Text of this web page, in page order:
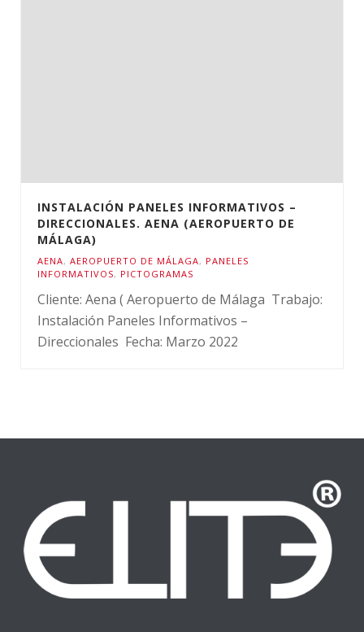
INSTALACIÓN PANELES INFORMATIVOS –
DIRECCIONALES. AENA (AEROPUERTO DE
MÁLAGA)
AENA, AEROPUERTO DE MÁLAGA, PANELES
INFORMATIVOS, PICTOGRAMAS
Cliente: Aena ( Aeropuerto de Málaga Trabajo:
Instalación Paneles Informativos –
Direccionales Fecha: Marzo 2022